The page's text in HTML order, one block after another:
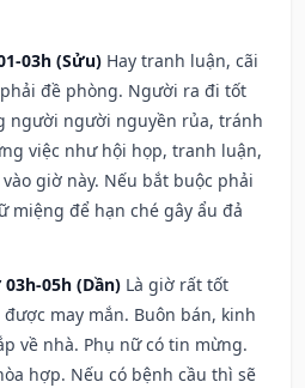
03h (Sửu) Hay tranh luận, cãi
đề phòng. Người ra đi tốt
người người nguyền rủa, tránh
việc như hội họp, tranh luận,
giờ này. Nếu bắt buộc phải
miệng để hạn ché gây ẩu đả
05h (Dần) Là giờ rất tốt
may mắn. Buôn bán, kinh
về nhà. Phụ nữ có tin mừng.
hợp. Nếu có bệnh cầu thì sẽ